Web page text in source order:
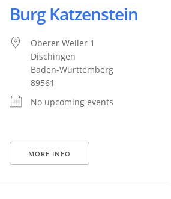
Burg Katzenstein
Oberer Weiler 1
Dischingen
Baden-Württemberg
89561
No upcoming events
MORE INFO